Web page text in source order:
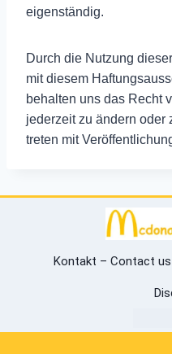
eigenständig.
Durch die Nutzung
mit diesem
behalten uns das Recht
jederzeit zu ändern oder
treten mit
Kontakt – Contact us